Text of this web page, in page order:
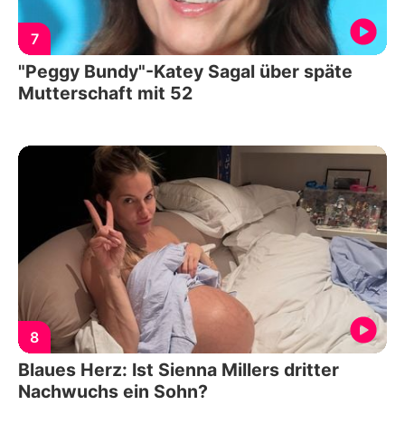
7
"Peggy Bundy"-Katey Sagal über späte
Mutterschaft mit 52
8
Blaues Herz: Ist Sienna Millers dritter
Nachwuchs ein Sohn?